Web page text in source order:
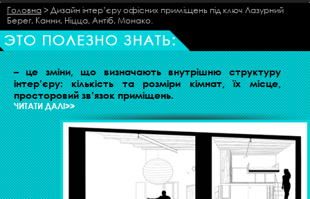
Головна > Дизайн інтер’єру офісних приміщень під ключ Лазурний
Берег, Канни, Ніцца, Антіб, Монако.
ПРОСТОРУ ЖИТЛОВОГО ПРИМІЩЕННЯ
– це зміни, що визначають внутрішню структуру
інтер’єру: кількість та розміри кімнат, їх місце,
просторовий зв’язок приміщень.
ЧИТАТИ ДАЛІ>>